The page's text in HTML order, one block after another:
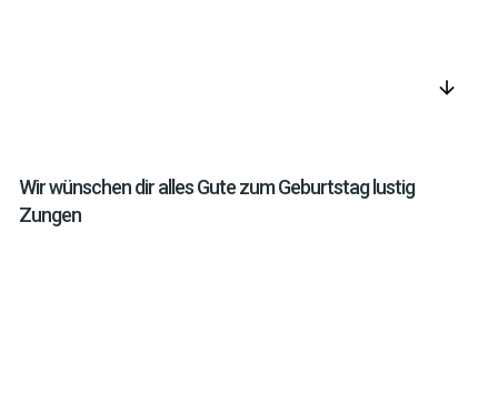
arrow_downward
Wir wünschen dir alles Gute zum Geburtstag lustig
Zungen